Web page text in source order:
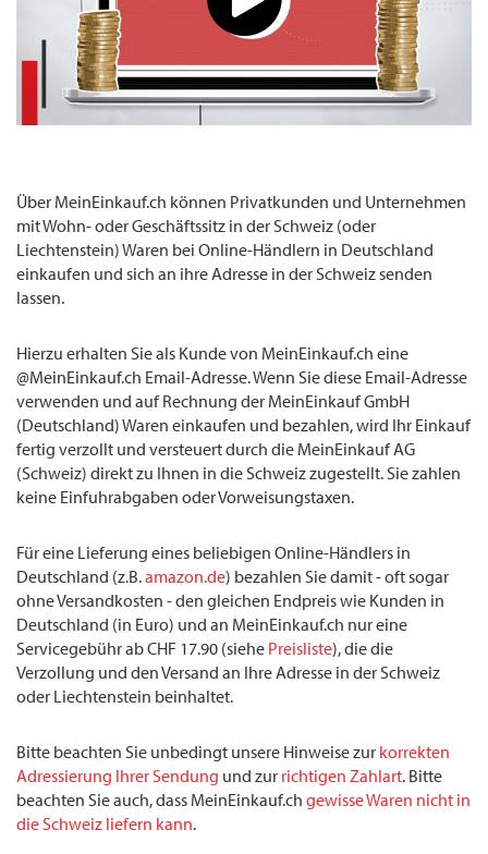
Über MeinEinkauf.ch können Privatkunden und Unternehmen
mit Wohn- oder Geschäftssitz in der Schweiz (oder
Liechtenstein) Waren bei Online-Händlern in Deutschland
einkaufen und sich an ihre Adresse in der Schweiz senden
lassen.
Hierzu erhalten Sie als Kunde von MeinEinkauf.ch eine
@MeinEinkauf.ch Email-Adresse. Wenn Sie diese Email-Adresse
verwenden und auf Rechnung der MeinEinkauf GmbH
(Deutschland) Waren einkaufen und bezahlen, wird Ihr Einkauf
fertig verzollt und versteuert durch die MeinEinkauf AG
(Schweiz) direkt zu Ihnen in die Schweiz zugestellt. Sie zahlen
keine Einfuhrabgaben oder Vorweisungstaxen.
Für eine Lieferung eines beliebigen Online-Händlers in
Deutschland (z.B.amazon.de) bezahlen Sie damit - oft sogar
ohne Versandkosten - den gleichen Endpreis wie Kunden in
Deutschland (in Euro) und an MeinEinkauf.ch nur eine
Servicegebühr ab CHF 17.90 (siehe Preisliste), die die
Verzollung und den Versand an Ihre Adresse in der Schweiz
oder Liechtenstein beinhaltet.
Bitte beachten Sie unbedingt unsere Hinweise zur korrekten
Adressierung Ihrer Sendung und zur richtigen Zahlart. Bitte
beachten Sie auch, dass MeinEinkauf.ch gewisse Waren nicht in
die Schweiz liefern kann.